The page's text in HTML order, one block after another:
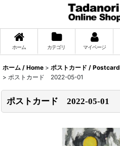
ホーム カテゴリ マイページ
ホーム / Home > ポストカード / Postcard
> ポストカード 2022-05-01
ポストカード 2022-05-01